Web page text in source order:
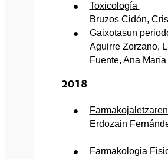
Toxicología
Bruzos Cidón,
Gaixotasun
Aguirre Zorzano,
Fuente, Ana María
2018
Erdozain
Farmakologia